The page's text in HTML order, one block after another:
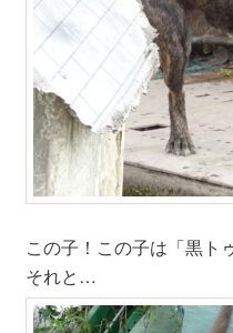
この子！この子は「黒ト
それと…